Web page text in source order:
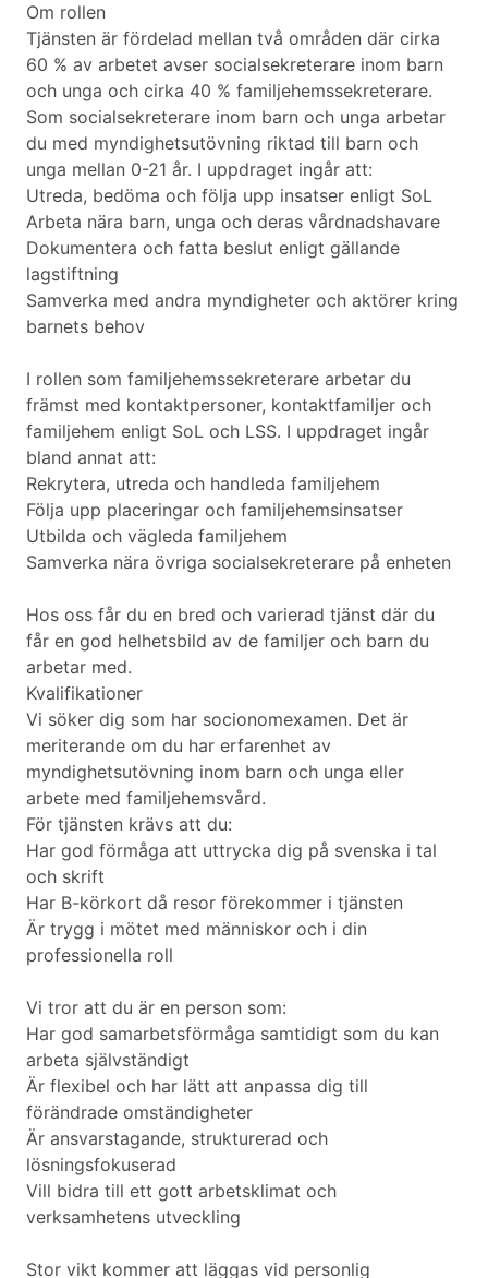
Om rollen
Tjänsten är fördelad mellan två områden där cirka
60 % av arbetet avser socialsekreterare inom barn
och unga och cirka 40 % familjehemssekreterare.
Som socialsekreterare inom barn och unga arbetar
du med myndighetsutövning riktad till barn och
unga mellan 0-21 år. I uppdraget ingår att:
Utreda, bedöma och följa upp insatser enligt SoL
Arbeta nära barn, unga och deras vårdnadshavare
Dokumentera och fatta beslut enligt gällande
lagstiftning
Samverka med andra myndigheter och aktörer kring
barnets behov
I rollen som familjehemssekreterare arbetar du
främst med kontaktpersoner, kontaktfamiljer och
familjehem enligt SoL och LSS. I uppdraget ingår
bland annat att:
Rekrytera, utreda och handleda familjehem
Följa upp placeringar och familjehemsinsatser
Utbilda och vägleda familjehem
Samverka nära övriga socialsekreterare på enheten
Hos oss får du en bred och varierad tjänst där du
får en god helhetsbild av de familjer och barn du
arbetar med.
Kvalifikationer
Vi söker dig som har socionomexamen. Det är
meriterande om du har erfarenhet av
myndighetsutövning inom barn och unga eller
arbete med familjehemsvård.
För tjänsten krävs att du:
Har god förmåga att uttrycka dig på svenska i tal
och skrift
Har B-körkort då resor förekommer i tjänsten
Är trygg i mötet med människor och i din
professionella roll
Vi tror att du är en person som:
Har god samarbetsförmåga samtidigt som du kan
arbeta självständigt
Är flexibel och har lätt att anpassa dig till
förändrade omständigheter
Är ansvarstagande, strukturerad och
lösningsfokuserad
Vill bidra till ett gott arbetsklimat och
verksamhetens utveckling
Stor vikt kommer att läggas vid personlig